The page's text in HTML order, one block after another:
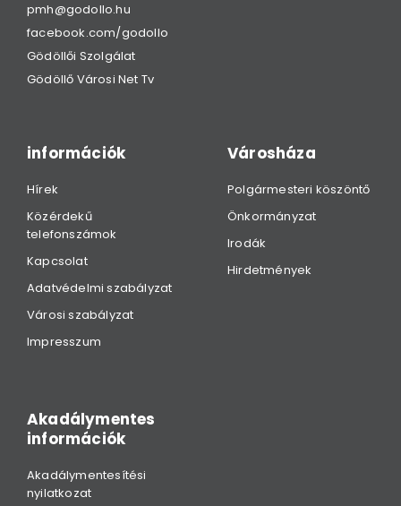
pmh@godollo.hu
facebook.com/godollo
Gödöllői Szolgálat
Gödöllő Városi Net Tv
információk
Hírek
Közérdekű
telefonszámok
Kapcsolat
Adatvédelmi szabályzat
Városi szabályzat
Impresszum
Városháza
Polgármesteri köszöntő
Önkormányzat
Irodák
Hirdetmények
Akadálymentes
információk
Akadálymentesítési
nyilatkozat